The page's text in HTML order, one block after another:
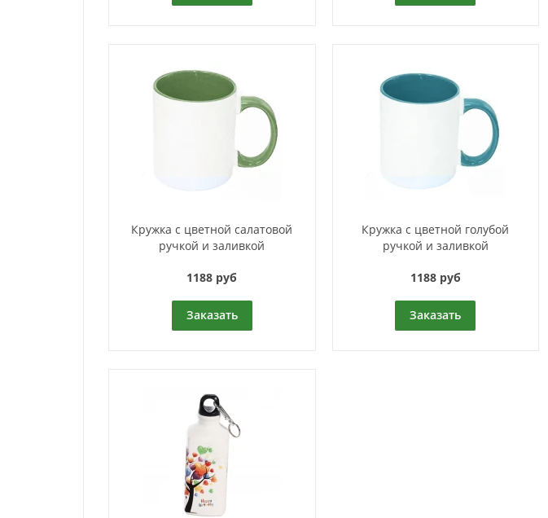
Кружка с цветной салатовой
ручкой и заливкой
1188 руб
Заказать
Кружка с цветной голубой
ручкой и заливкой
1188 руб
Заказать